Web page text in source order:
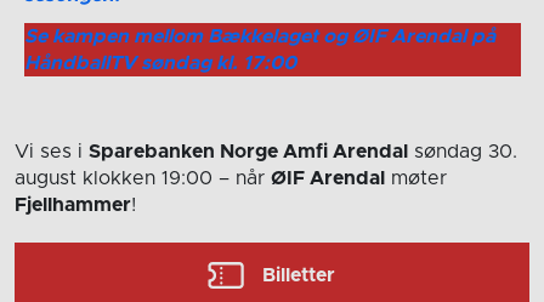
Se kampen mellom Bækkelaget og ØIF Arendal på
HåndballTV søndag kl. 17:00
Vi ses i Sparebanken Norge Amfi Arendal
søndag 30.
august klokken 19:00 – når ØIF Arendal
møter
Fjellhammer!
Billetter